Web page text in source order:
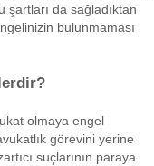
da sağladıktan
bulunmaması
olmaya engel
görevini yerine
suçlarının paraya